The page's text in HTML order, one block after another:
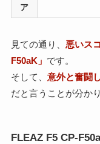
ア
見ての通り、 悪いス
F50aK」 です。
そして、 意外と奮闘
だと言うことが分か
FLEAZ F5 CP-